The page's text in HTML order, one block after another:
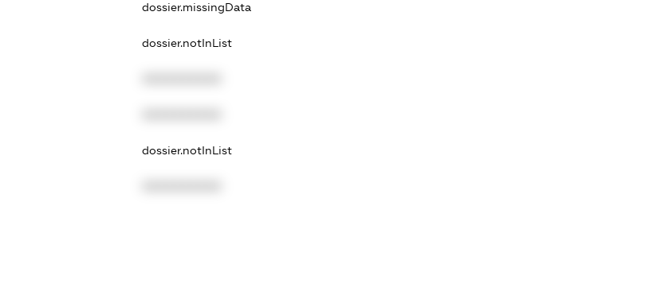
dossier.missingData
dossier.notInList
dossier.notInList